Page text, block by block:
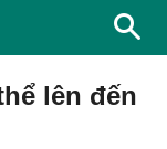
lên đến